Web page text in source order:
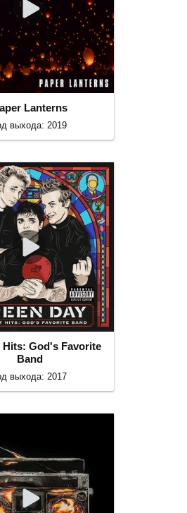
Lanterns
выхода: 2019
Hits: God's Favorite
Band
выхода: 2017